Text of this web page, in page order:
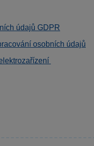
údajů GDPR
osobních údajů